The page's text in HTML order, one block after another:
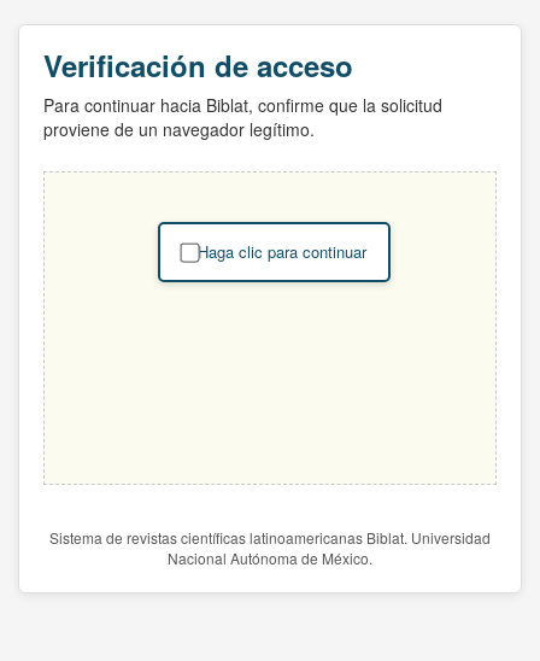
Verificación de acceso
Para continuar hacia Biblat, confirme que la solicitud
proviene de un navegador legítimo.
Haga clic para continuar
Sistema de revistas científicas latinoamericanas Biblat. Universidad
Nacional Autónoma de México.